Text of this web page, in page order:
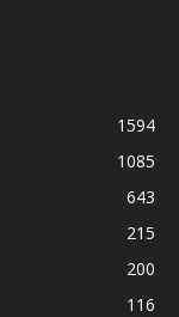
1594
1085
643
215
200
116